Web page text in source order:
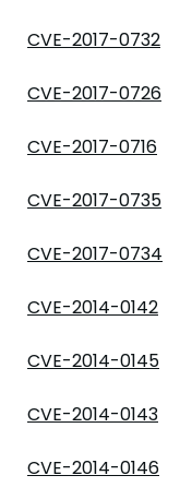
CVE-2017-0732
CVE-2017-0726
CVE-2017-0716
CVE-2017-0735
CVE-2017-0734
CVE-2014-0142
CVE-2014-0145
CVE-2014-0143
CVE-2014-0146